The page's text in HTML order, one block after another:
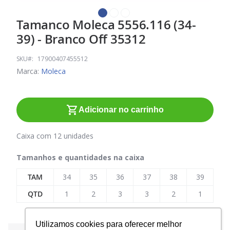
Utilizamos cookies para oferecer melhor
Saltar
para
o
início
da
imagens
Tamanco Moleca 5556.116 (34-
39) - Branco Off 35312
SKU 17900407455512
Marca: Moleca
Adicionar no carrinho
Caixa com 12 unidades
Tamanhos e quantidades na caixa
TAM
34 35 36 37 38
39
QTD
1 2 3 3 2 1